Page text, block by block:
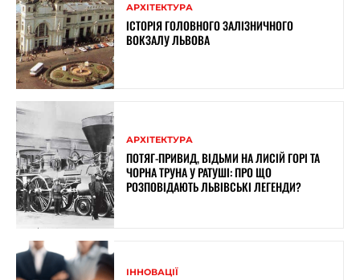
АРХІТЕКТУРА
ІСТОРІЯ ГОЛОВНОГО ЗАЛІЗНИЧНОГО
ВОКЗАЛУ ЛЬВОВА
АРХІТЕКТУРА
ПОТЯГ-ПРИВИД, ВІДЬМИ НА ЛИСІЙ ГОРІ ТА
ЧОРНА ТРУНА У РАТУШІ: ПРО ЩО
РОЗПОВІДАЮТЬ ЛЬВІВСЬКІ ЛЕГЕНДИ?
ІННОВАЦІЇ